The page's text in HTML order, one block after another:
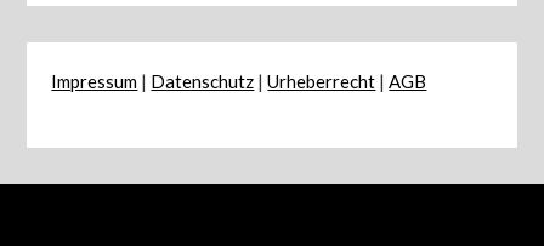
Impressum | Datenschutz |Urheberrecht |AGB